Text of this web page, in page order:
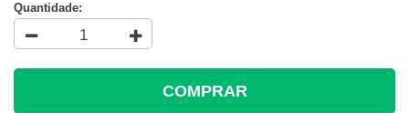
Quantidade:
COMPRAR